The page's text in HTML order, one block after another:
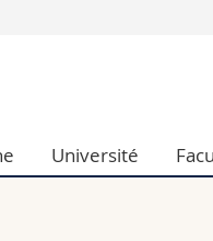
Sciences économiques
Lettres et sciences
Université